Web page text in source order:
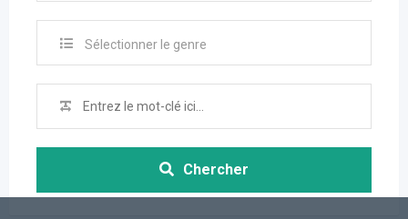
Sélectionner le genre
Chercher